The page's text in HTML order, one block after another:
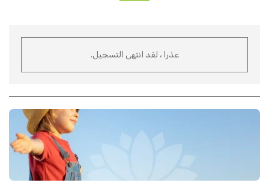
عذرا ، لقد انتهى التسجيل.